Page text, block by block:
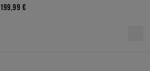
199,99 €